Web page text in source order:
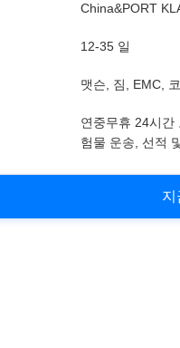
China&PORT
12-35 일
맷슨, 짐, EMC,
연중무휴 24시간
험물 운송, 선적
지